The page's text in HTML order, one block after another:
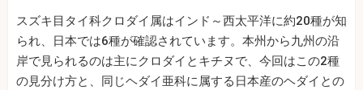
スズキ目タイ科クロダイ属はインド～西太平洋に約20種が知
られ、日本では6種が確認されています。本州から九州の沿
岸で見られるのは主にクロダイとキチヌで、今回はこの2種
の見分け方と、同じヘダイ亜科に属する日本産のヘダイとの